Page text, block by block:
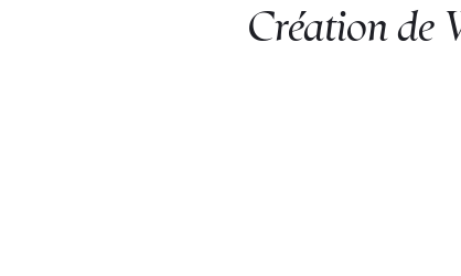
Création de